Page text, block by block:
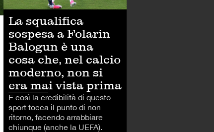
La squalifica
sospesa a Folarin
Balogun è una
cosa che, nel calcio
moderno, non si
era mai vista prima
E così la credibilità di questo
sport tocca il punto di non
ritorno, facendo arrabbiare
chiunque (anche la UEFA).